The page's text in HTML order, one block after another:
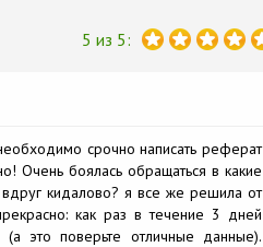
5 из 5:
срочно написать реферат
Очень боялась обращаться в какие
кидалово? я все же решила от
как раз в течение 3 дней
это поверьте отличные данные).